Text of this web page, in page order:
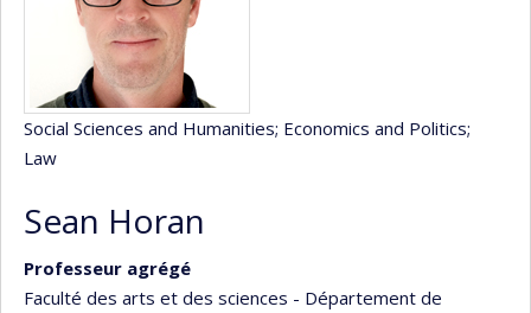
Social Sciences and Humanities; Economics and Politics;
Law
Sean Horan
Professeur agrégé
Faculté des arts et des sciences - Département de